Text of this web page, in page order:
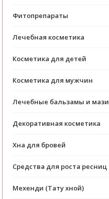
Фитопрепараты
Лечебная косметика
Косметика для детей
Косметика для мужчин
Лечебные бальзамы и мази
Декоративная косметика
Хна для бровей
Средства для роста ресниц
Мехенди (Тату хной)